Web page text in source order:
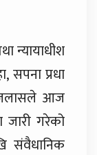
न्यायाधीश
सपना प्रधा
आज
जारी गरेको
संवैधानिक